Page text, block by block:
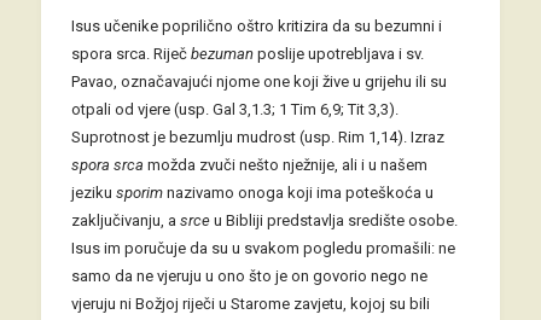
Isus učenike poprilično oštro kritizira da su bezumni i
spora srca. Riječ bezumanposlije upotrebljava i sv.
Pavao, označavajući njome one koji žive u grijehu ili su
otpali od vjere (usp. Gal 3,1.3; 1 Tim 6,9; Tit 3,3).
Suprotnost je bezumlju mudrost (usp. Rim 1,14). Izraz
spora srca možda zvuči nešto nježnije, ali i u našem
jeziku sporimnazivamo onoga koji ima poteškoća u
zaključivanju, a srceu Bibliji predstavlja središte osobe.
Isus im poručuje da su u svakom pogledu promašili: ne
samo da ne vjeruju u ono što je on govorio nego ne
vjeruju ni Božjoj riječi u Starome zavjetu, kojoj su bili